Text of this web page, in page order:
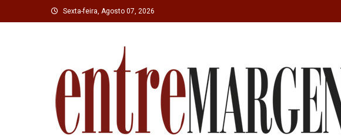
to
Sexta-feira, Agosto 07, 2026